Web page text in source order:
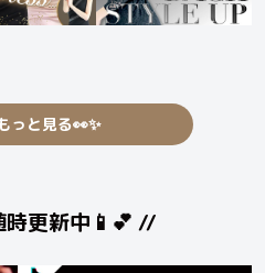
っと見る👀✨
更新中📱💕 //